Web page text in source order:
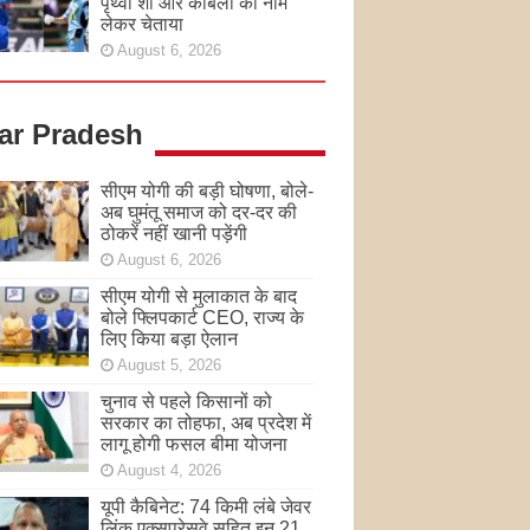
लेकर चेताया
August 6, 2026
Pradesh
सीएम योगी की बड़ी घोषणा, बोले-
अब घुमंतू समाज को दर-दर की
ठोकरें नहीं खानी पड़ेंगी
August 6, 2026
सीएम योगी से मुलाकात के बाद
बोले फ्लिपकार्ट CEO, राज्य के
लिए किया बड़ा ऐलान
August 5, 2026
चुनाव से पहले किसानों को
सरकार का तोहफा, अब प्रदेश में
लागू होगी फसल बीमा योजना
August 4, 2026
यूपी कैबिनेट: 74 किमी लंबे जेवर